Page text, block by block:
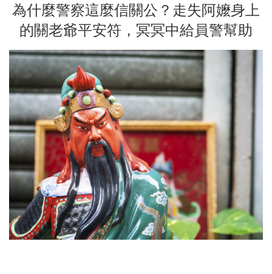
為什麼警察這麼信關公？走失阿嬤身上
的關老爺平安符，冥冥中給員警幫助